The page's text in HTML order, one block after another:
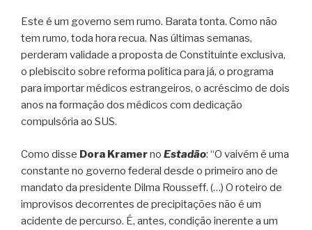
Este é um governo sem rumo. Barata tonta. Como não
tem rumo, toda hora recua. Nas últimas semanas,
perderam validade a proposta de Constituinte exclusiva,
o plebiscito sobre reforma política para já, o programa
para importar médicos estrangeiros, o acréscimo de dois
anos na formação dos médicos com dedicação
compulsória ao SUS.
Como disse Dora Kramerno Estadão: “O vaivém é uma
constante no governo federal desde o primeiro ano de
mandato da presidente Dilma Rousseff. (…) O roteiro de
improvisos decorrentes de precipitações não é um
acidente de percurso. É, antes, condição inerente a um